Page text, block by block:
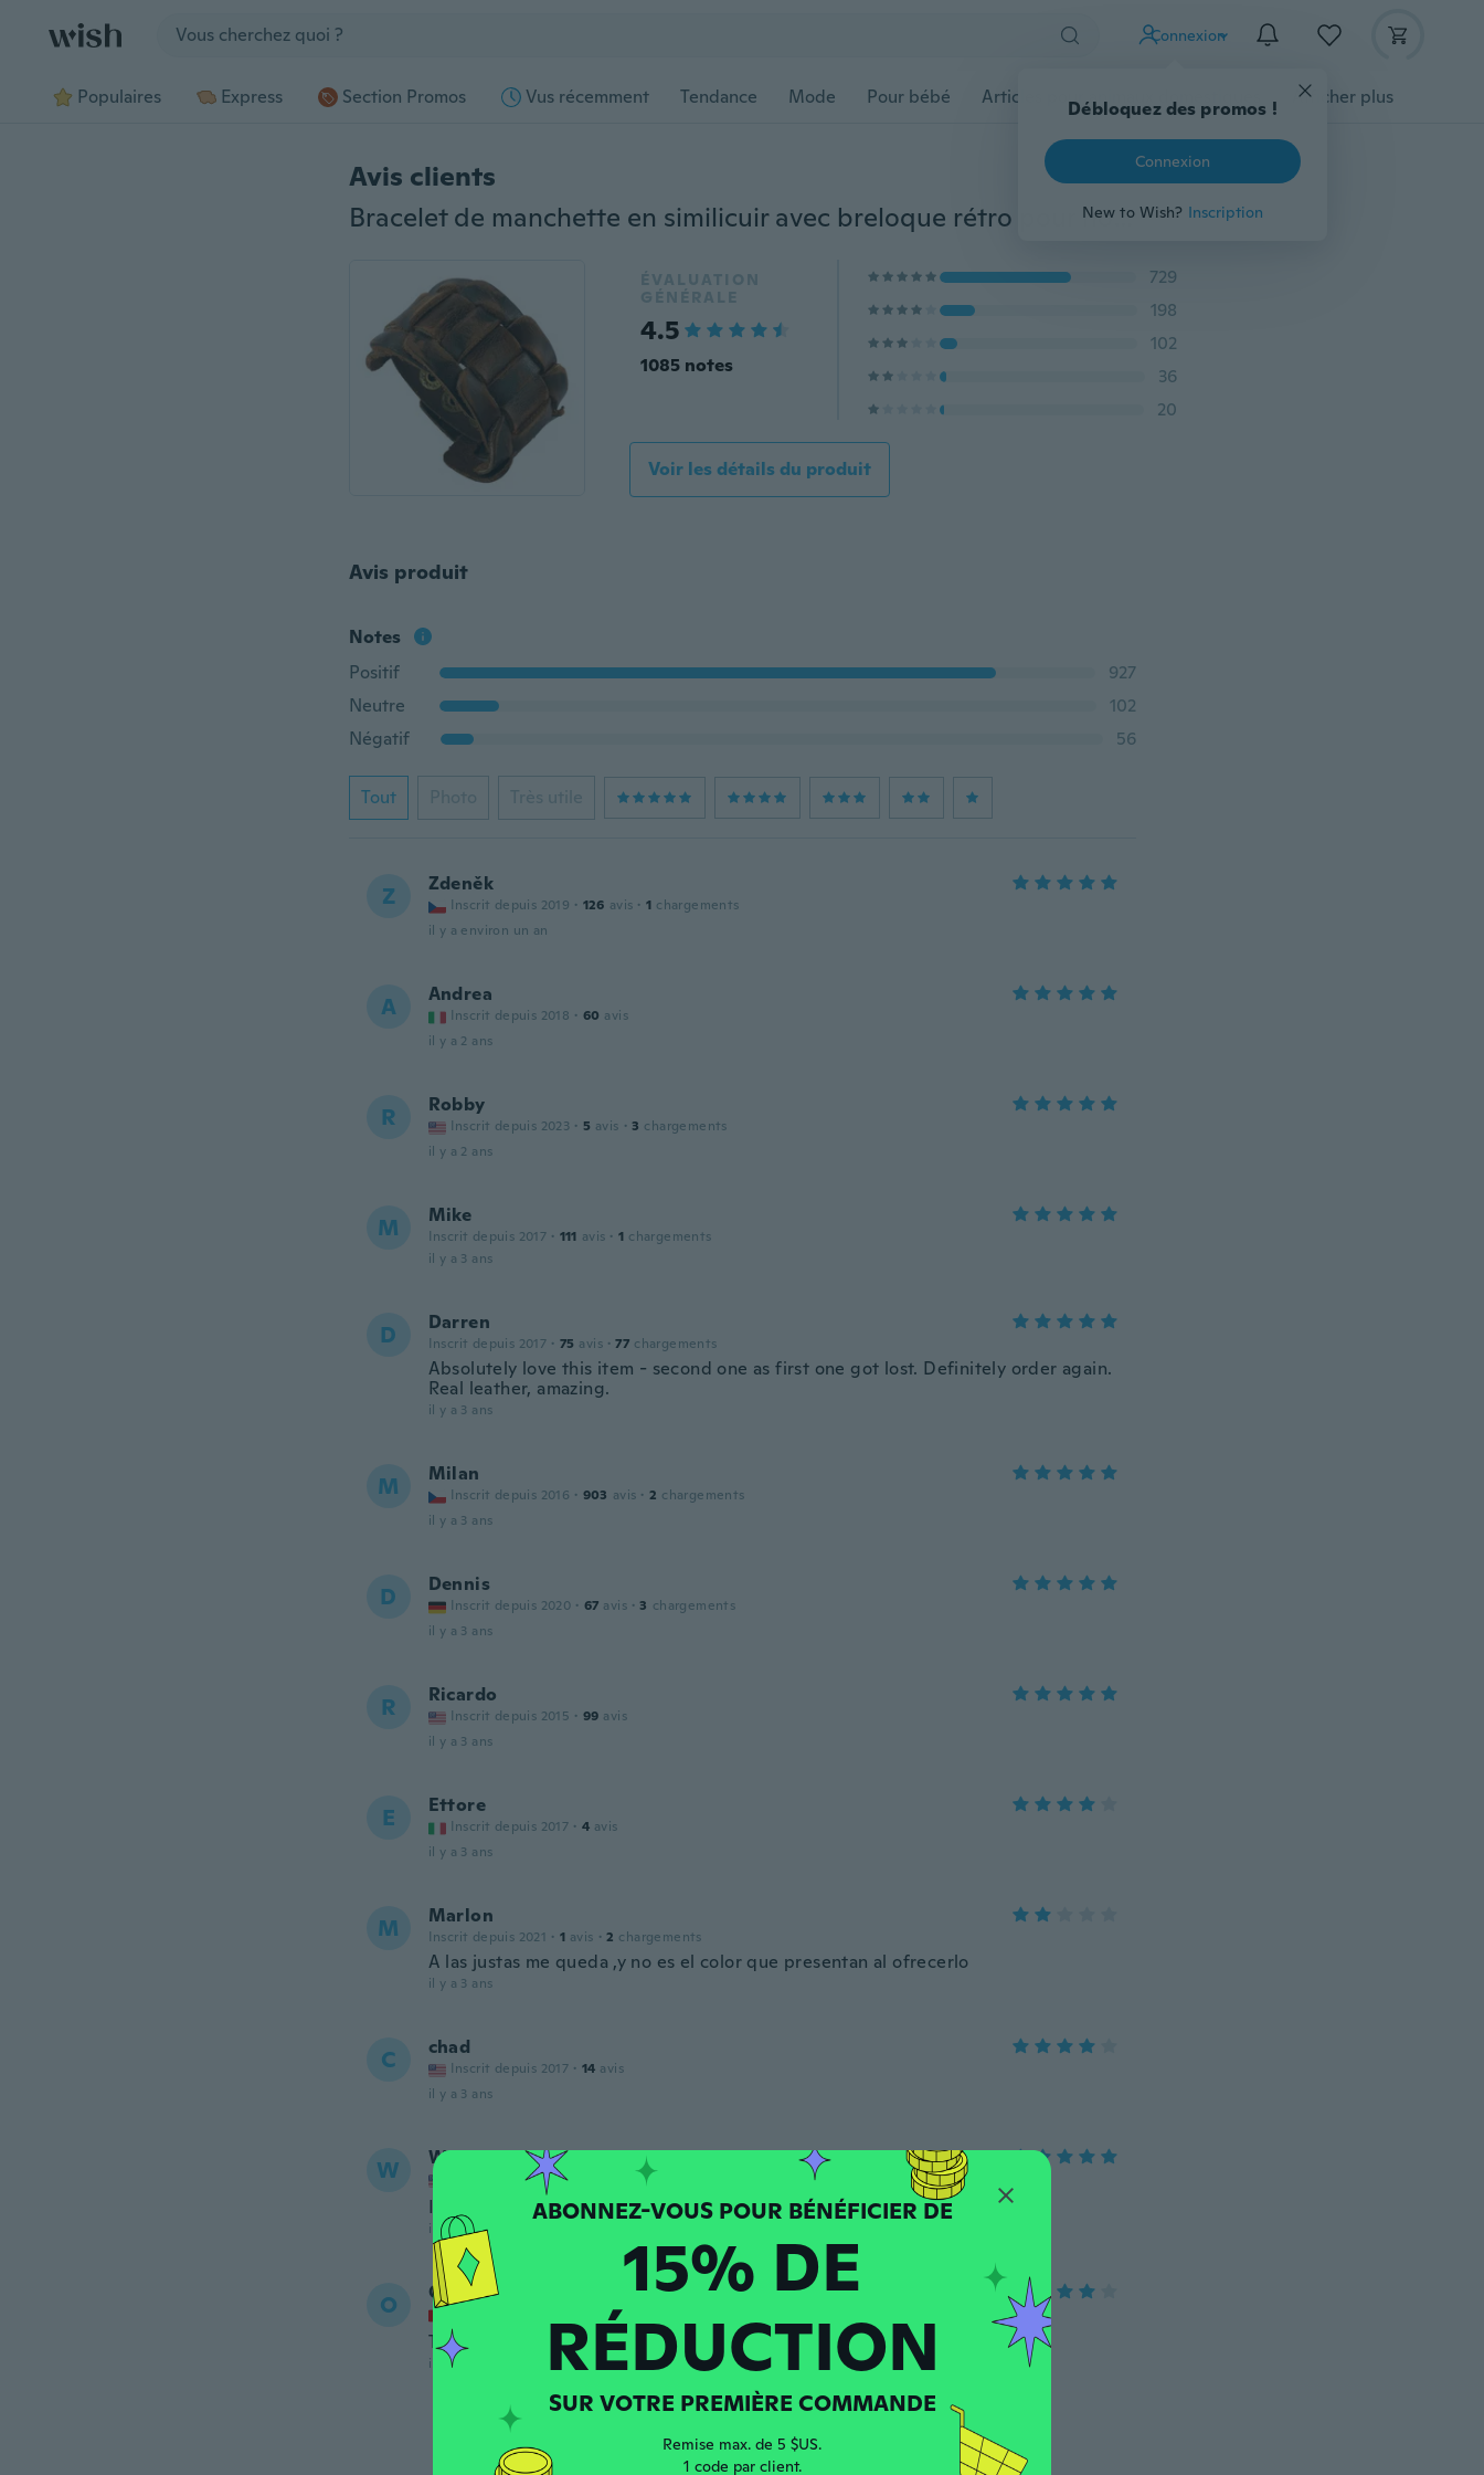
Connexion
Débloquez des promos !
Connexion
New to Wish? Inscription
Populaires Express Section Promos Vus récemment Tendance Mode Pour bébé Articles pour animaux domestiques Afficher plus
Avis clients
Bracelet de manchette en similicuir avec breloque rétro pour homme
ÉVALUATION
GÉNÉRALE
4.5
1085 notes
729
198
102
36
20
Voir les détails du produit
Avis produit
Notes
Positif
927
Neutre
102
Négatif
56
Tout Photo Très utile
Z Zdeněk
Inscrit depuis 2019 · 126 avis · 1 chargements
il y a environ un an
A Andrea
Inscrit depuis 2018 · 60 avis
il y a 2 ans
R Robby
Inscrit depuis 2023 · 5 avis · 3 chargements
il y a 2 ans
M Mike
Inscrit depuis 2017 · 111 avis · 1 chargements
il y a 3 ans
D Darren
Inscrit depuis 2017 · 75 avis · 77 chargements
Absolutely love this item - second one as first one got lost. Definitely order again.
Real leather, amazing.
il y a 3 ans
M Milan
Inscrit depuis 2016 · 903 avis · 2 chargements
il y a 3 ans
D Dennis
Inscrit depuis 2020 · 67 avis · 3 chargements
il y a 3 ans
R Ricardo
Inscrit depuis 2015 · 99 avis
il y a 3 ans
E Ettore
Inscrit depuis 2017 · 4 avis
il y a 3 ans
M Marlon
Inscrit depuis 2021 · 1 avis · 2 chargements
A las justas me queda ,y no es el color que presentan al ofrecerlo
il y a 3 ans
C chad
Inscrit depuis 2017 · 14 avis
il y a 3 ans
W Woodrow
Inscrit depuis 2020 26
I thought it would be wider, at the same time I really like 👍 👌 it
il y a 3 ans
O Oliver
avis
Top
il y a 4 ans
15% DE
RÉDUCTION
SUR VOTRE PREMIÈRE COMMANDE
Remise max. de 5 $US.
1 code par client.